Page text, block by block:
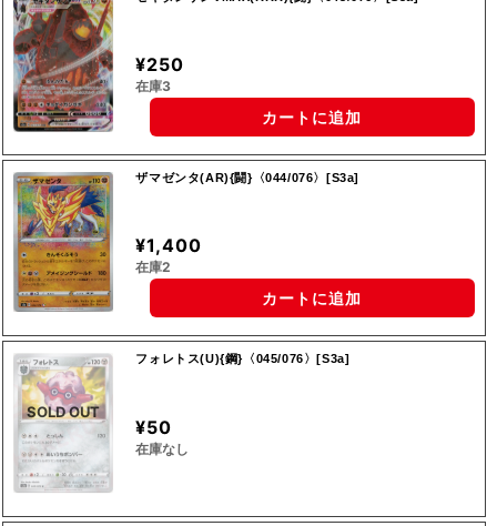
¥250
在庫3
カートに追加
ザマゼンタ(AR){闘}〈044/076〉[S3a]
¥1,400
在庫2
カートに追加
SOLD OUT
フォレトス(U){鋼}〈045/076〉[S3a]
¥50
在庫なし